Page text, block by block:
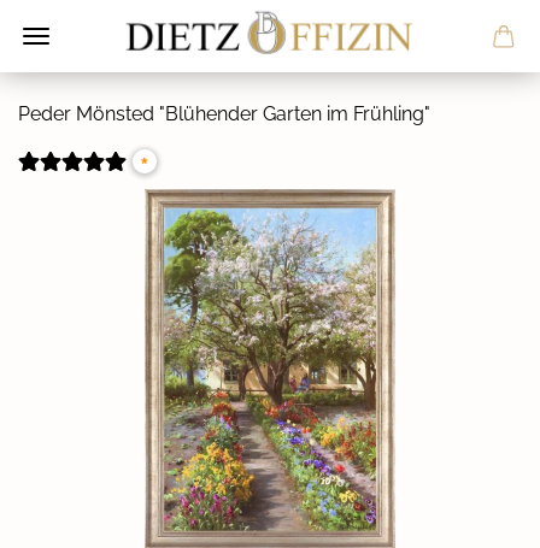
Peder Mönsted "Blü­hen­der Gar­ten im Früh­ling"
*